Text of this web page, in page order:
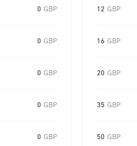
0 GBP
0 GBP
0 GBP
0 GBP
0 GBP
12 GBP
16 GBP
20 GBP
35 GBP
50 GBP